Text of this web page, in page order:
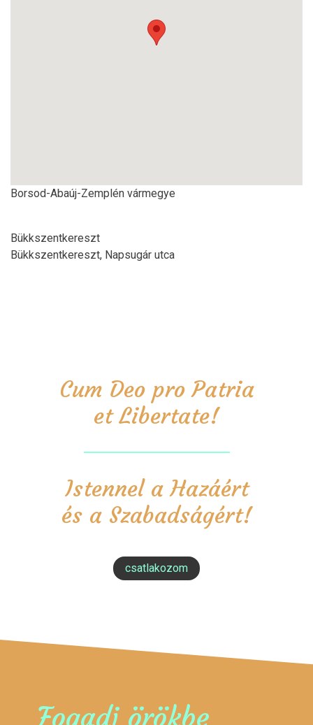
Borsod-Abaúj-Zemplén vármegye
Bükkszentkereszt
Bükkszentkereszt, Napsugár utca
Cum Deo pro Patria
et Libertate!
Istennel a Hazáért
és a Szabadságért!
csatlakozom
Fogadj örökbe